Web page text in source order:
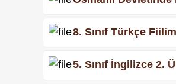
8. Sınıf Türkçe
5. Sınıf İngilizce 2.